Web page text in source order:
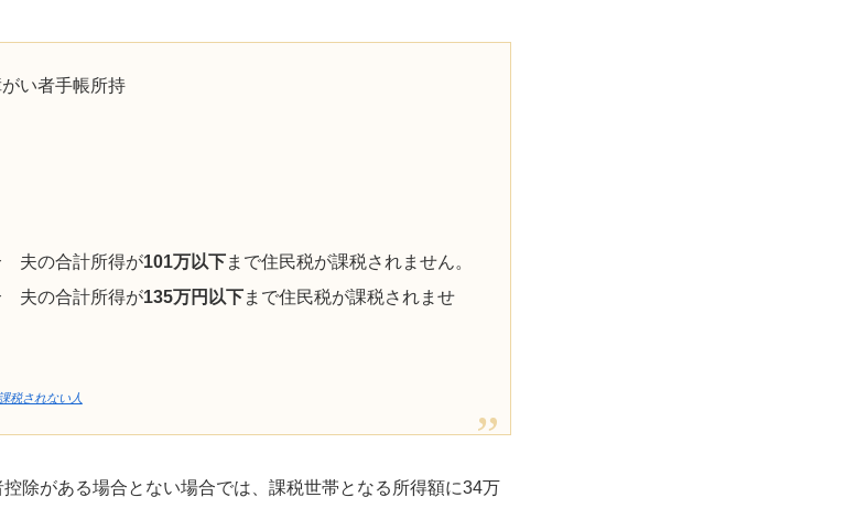
い者手帳所持
夫の合計所得が101万以下まで住民税が課税されません。
夫の合計所得が135万円以下まで住民税が課税されませ
税されない人
控除がある場合とない場合では、課税世帯となる所得額に34万